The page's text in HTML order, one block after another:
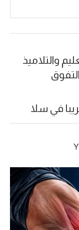
والتلاميذ
في سلا